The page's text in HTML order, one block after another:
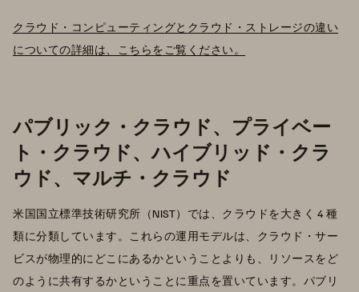
クラウド・コンピューティングとクラウド・ストレージの違い
についての詳細は、こちらをご覧ください。
パブリック・クラウド、プライベー
ト・クラウド、ハイブリッド・クラ
ウド、マルチ・クラウド
米国国立標準技術研究所（NIST）では、クラウドを大きく 4 種
類に分類しています。これらの運用モデルは、クラウド・サー
ビスが物理的にどこにあるかということよりも、リソースをど
のように共有するかということに重点を置いています。パブリ